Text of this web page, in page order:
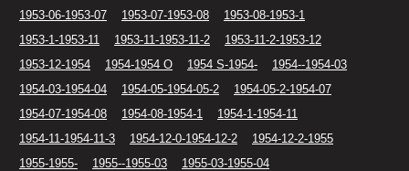
1953-06-1953-07 1953-07-1953-08
1953-08-1953-1
1953-1-1953-11
1953-11-1953-11-2
1953-11-2-1953-12
1953-12-1954
1954-1954 O 1954 S-1954-
1954--1954-03
1954-03-1954-04
1954-05-1954-05-2
1954-05-2-1954-07
1954-07-1954-08
1954-08-1954-1
1954-1-1954-11
1954-11-1954-11-3
1954-12-0-1954-12-2
1954-12-2-1955
1955-1955-
1955--1955-03
1955-03-1955-04